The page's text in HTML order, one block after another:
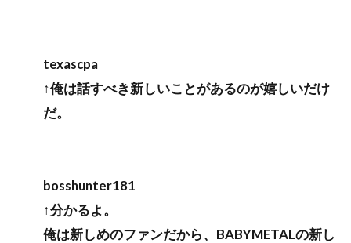
texascpa
↑俺は話すべき新しいことがあるのが嬉しいだけ
だ。
bosshunter181
↑分かるよ。
俺は新しめのファンだから、BABYMETALの新し